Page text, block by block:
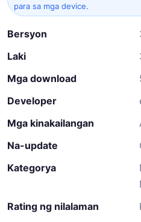
para sa mga device.
Bersyon
Laki
Mga download
Developer
Mga kinakailangan
Na-update
Kategorya
Rating ng nilalaman